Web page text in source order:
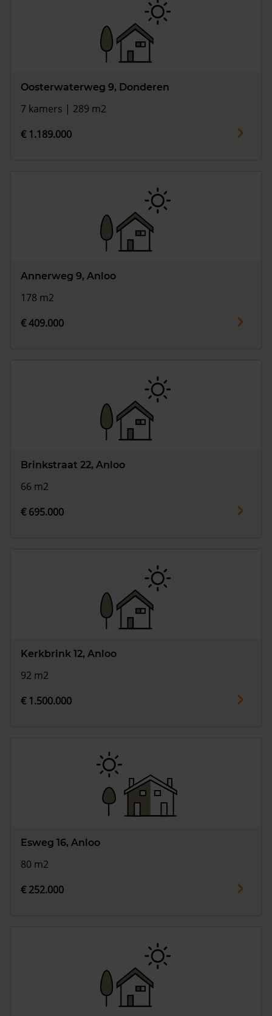
Oosterwaterweg 9, Donderen
7 kamers | 289 m2
€ 1.189.000
Annerweg 9, Anloo
178 m2
€ 409.000
Brinkstraat 22, Anloo
66 m2
€ 695.000
Kerkbrink 12, Anloo
92 m2
€ 1.500.000
Esweg 16, Anloo
80 m2
€ 252.000